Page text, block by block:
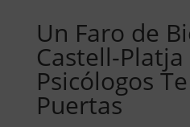
Un Faro de
Castell-Platja
Psicólogos
Puertas